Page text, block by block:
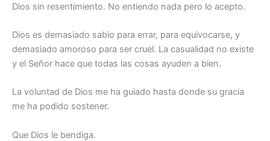
Dios sin resentimiento. No entiendo nada pero lo acepto.
Dios es demasiado sabio para errar, para equivocarse, y
demasiado amoroso para ser cruel. La casualidad no existe
y el Señor hace que todas las cosas ayuden a bien.
La voluntad de Dios me ha guiado hasta donde su gracia
me ha podido sostener.
Que Dios le bendiga.